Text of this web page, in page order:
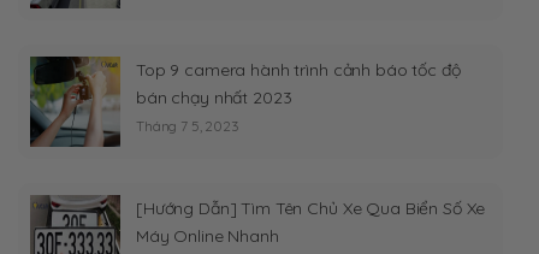
Top 9 camera hành trình cảnh báo tốc độ
bán chạy nhất 2023
Tháng 7 5, 2023
[Hướng Dẫn] Tìm Tên Chủ Xe Qua Biển Số Xe
Máy Online Nhanh